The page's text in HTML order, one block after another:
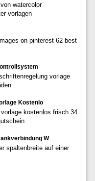
watercolor
vorlagen
on pinterest 62 best
vorlage
Kostenlo
kostenlos frisch 34
W
spaltenbreite auf einer